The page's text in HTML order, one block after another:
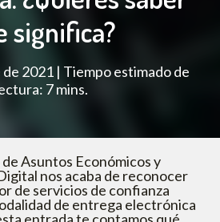
significa?
2021 | Tiempo estimado de
7 mins.
Asuntos Económicos y
nos acaba de reconocer
de servicios de confianza
de entrega electrónica
entrada te contamos qué